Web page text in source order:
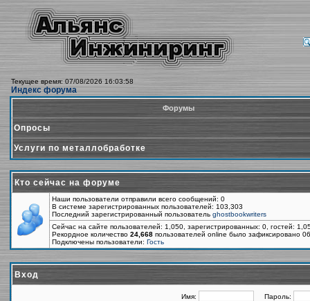
Текущее время: 07/08/2026 16:03:58
Индекс форума
Форумы
Опросы
Услуги по металлобработке
Кто сейчас на форуме
Наши пользователи отправили всего сообщений: 0
В системе зарегистрированных пользователей: 103,303
Последний зарегистрированный пользователь ghostbookwriters
Сейчас на сайте пользователей: 1,050, зарегистрированных: 0, гостей:
Рекордное количество 24,668 пользователей online было зафиксировано
Подключены пользователи: Гость
Вход
Имя: Пароль: